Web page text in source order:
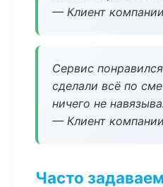
— Клиент компании
Сервис
сделали всё по
ничего не
— Клиент компании
Часто